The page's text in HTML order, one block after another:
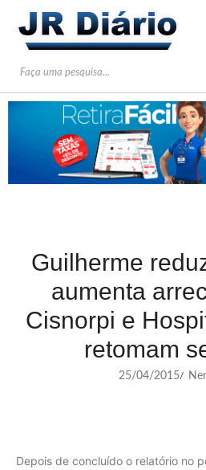
Guilherme
aumenta
Cisnorpi e
retomam
25/04/2015/
Depois de concluído o relatório no